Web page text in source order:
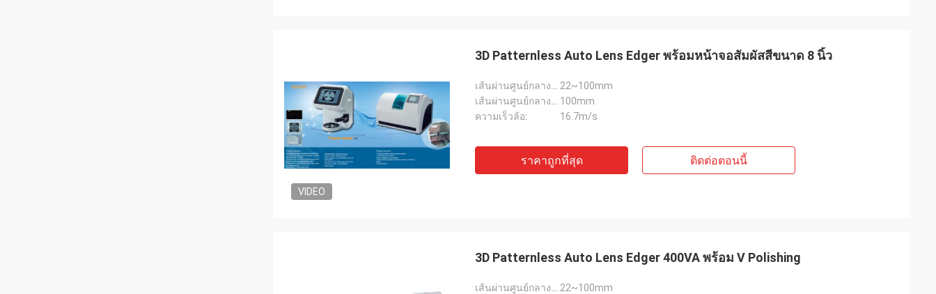
VIDEO
3D Patternless Auto Lens Edger พร้อมหน้าจอสัมผัสสีขนาด 8 นิ้ว
เส้นผ่านศูนย์กลางเลนส์: 22~100mm
เส้นผ่านศูนย์กลางล้อ: 100mm
ความเร็วล้อ:
16.7m/s
ราคาถูกที่สุด ติดต่อตอนนี้
3D Patternless Auto Lens Edger 400VA พร้อม V Polishing
เส้นผ่านศูนย์กลางเลนส์: 22~100mm